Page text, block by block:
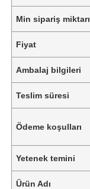
Min sipariş miktarı
Fiyat
Ambalaj bilgileri
Teslim süresi
Ödeme koşulları
Yetenek temini
Ürün Adı